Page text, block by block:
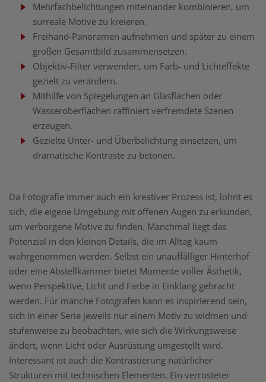
Mehrfachbelichtungen miteinander kombinieren, um
surreale Motive zu kreieren.
Freihand-Panoramen aufnehmen und später zu einem
großen Gesamtbild zusammensetzen.
Objektiv-Filter verwenden, um Farb- und Lichteffekte
gezielt zu verändern.
Mithilfe von Spiegelungen an Glasflächen oder
Wasseroberflächen raffiniert verfremdete Szenen
erzeugen.
Gezielte Unter- und Überbelichtung einsetzen, um
dramatische Kontraste zu betonen.
Da Fotografie immer auch ein kreativer Prozess ist, lohnt es
sich, die eigene Umgebung mit offenen Augen zu erkunden,
um verborgene Motive zu finden. Manchmal liegt das
Potenzial in den kleinen Details, die im Alltag kaum
wahrgenommen werden. Selbst ein unauffälliger Hinterhof
oder eine Abstellkammer bietet Momente voller Ästhetik,
wenn Perspektive, Licht und Farbe in Einklang gebracht
werden. Für manche Fotografen kann es inspirierend sein,
sich in einer Serie jeweils nur einem Motiv zu widmen und
stufenweise zu beobachten, wie sich die Wirkungsweise
ändert, wenn Licht oder Ausrüstung umgestellt wird.
Interessant ist auch die Kontrastierung natürlicher
Strukturen mit technischen Elementen. Ein verrosteter